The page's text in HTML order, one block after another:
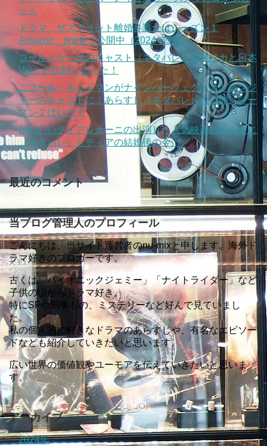
ット
ドラマ ザスプリット離婚弁護士はシーズン１
Amazon primeで公開中（2024年5月）
コールドケースのキャスト（ネタバレ）アメリカと日本
Verとの比較しました！
ニコール・キッドマンがナインパーフェクトストレンジ
ャーのキャストに！あらすじ（ネタバレ）を公開。シー
ズン２はいつ？
かわいいティアレオーニの出演した人気映画のあらすじ
（ネタバレ）とティアの結婚後の今！
最近のコメント
当ブログ管理人のプロフィール
こんにちは、当サイト運営者のnu-mixと申します。海外ド
ラマ好きのブロガーです。
古くは「バイオニックジェミー」「ナイトライダー」など
子供の頃からドラマ好き。
特にSFや刑事もの、ミステリーなど好んで見ていまし
た。
私の個人的に好きなドラマのあらすじや、有名なエピソー
ドなども紹介していきたいと思います。
広い世界の価値観やユーモアを伝えていきたいと思いま
す。
アーカイブ
2024年